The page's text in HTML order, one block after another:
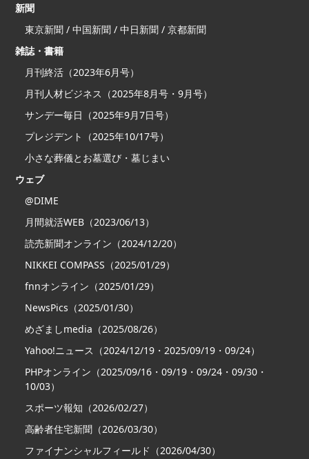
新聞
東京新聞 / 中国新聞 / 中日新聞 / 京都新聞
雑誌・書籍
月刊終活（2023年6月号）
月刊人材ビジネス（2025年8月号・9月号）
サンデー毎日（2025年9月7日号）
プレジデント（2025年10/17号）
小さな葬儀とお墓選び・墓じまい
ウェブ
@DIME
月間就活WEB（2023/06/13）
読売新聞オンライン（2024/12/20）
NIKKEI COMPASS（2025/01/29）
fnnオンライン（2025/01/29）
NewsPics（2025/01/30）
めざましmedia（2025/08/26）
Yahoo!ニュース（2024/12/19・2025/09/19・09/24）
PHPオンライン（2025/09/16・09/19・09/24・09/30・
10/03）
スポーツ報知（2026/02/27）
高齢者住宅新聞（2026/03/30）
ファイナンシャルフィールド（2026/04/30）